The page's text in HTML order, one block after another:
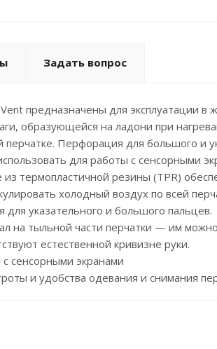
Задать вопрос
предназначены для эксплуатации
образующейся на ладони при
перчатке. Перфорация для большого и
для работы с сенсорными
термопластичной резины (TPR)
холодный воздух по всей
указательного и большого пальцев.
на тыльной части перчатки — им
естественной кривизне руки.
сенсорными экранами
и удобства одевания и снимания